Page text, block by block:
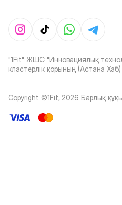
"1Fit" ЖШС "Инновациялық
кластерлік қорының (Астана
Copyright ©1Fit, 2026 Барлық